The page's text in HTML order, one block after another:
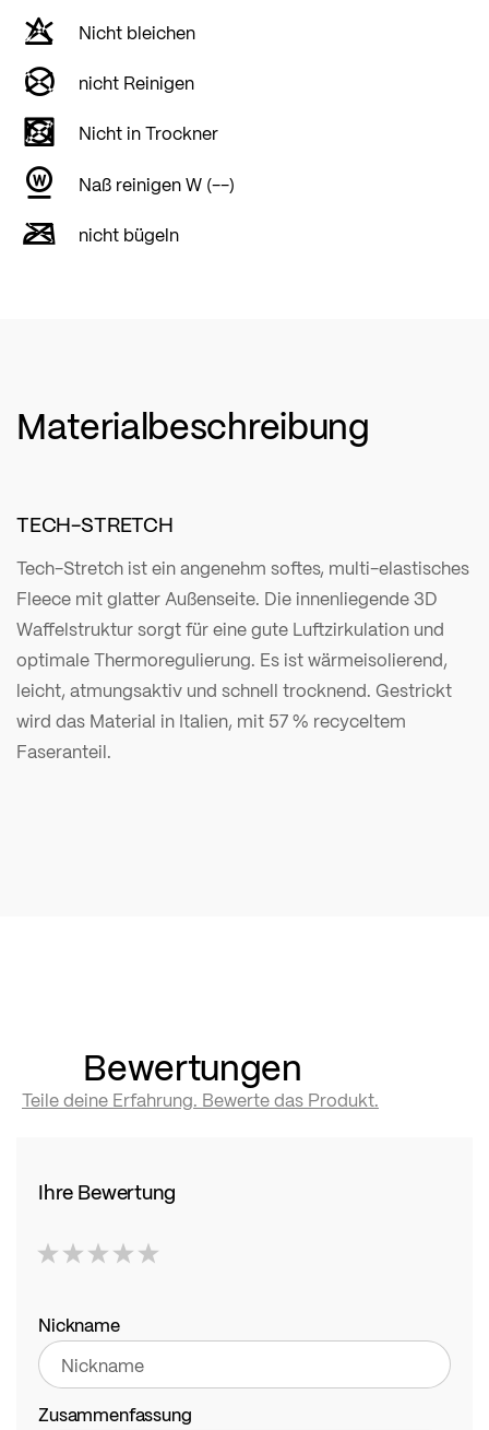
Nicht bleichen
nicht Reinigen
Nicht in Trockner
Naß reinigen W (--)
nicht bügeln
Materialbeschreibung
TECH-STRETCH
Tech-Stretch ist ein angenehm softes, multi-elastisches
Fleece mit glatter Außenseite. Die innenliegende 3D
Waffelstruktur sorgt für eine gute Luftzirkulation und
optimale Thermoregulierung. Es ist wärmeisolierend,
leicht, atmungsaktiv und schnell trocknend. Gestrickt
wird das Material in Italien, mit 57 % recyceltem
Faseranteil.
Bewertungen
Teile deine Erfahrung. Bewerte das Produkt.
Ihre Bewertung
star
stars
stars
stars
stars
Nickname
Zusammenfassung